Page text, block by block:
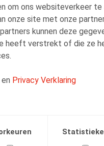
om ons websiteverkeer te
onze site met onze
kunnen deze
heeft verstrekt of die ze
en Privacy Verklaring
Amélie